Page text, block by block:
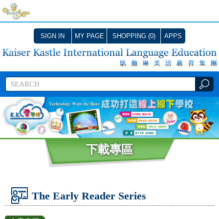
SIGN IN MY PAGE SHOPPING (0) APPS
下載專區
The Early Reader Series